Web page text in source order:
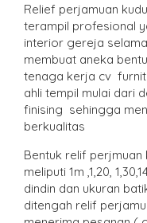
Relief perjamuan
terampil profesional
interior gereja
membuat aneka
tenaga kerja cv
ahli tempil mulai dari
finising sehingga
berkualitas
Bentuk relif
meliputi 1m ,1,20,
dindin dan ukuran
ditengah relif